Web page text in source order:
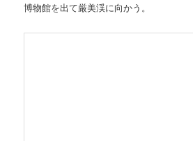
博物館を出て厳美渓に向かう。